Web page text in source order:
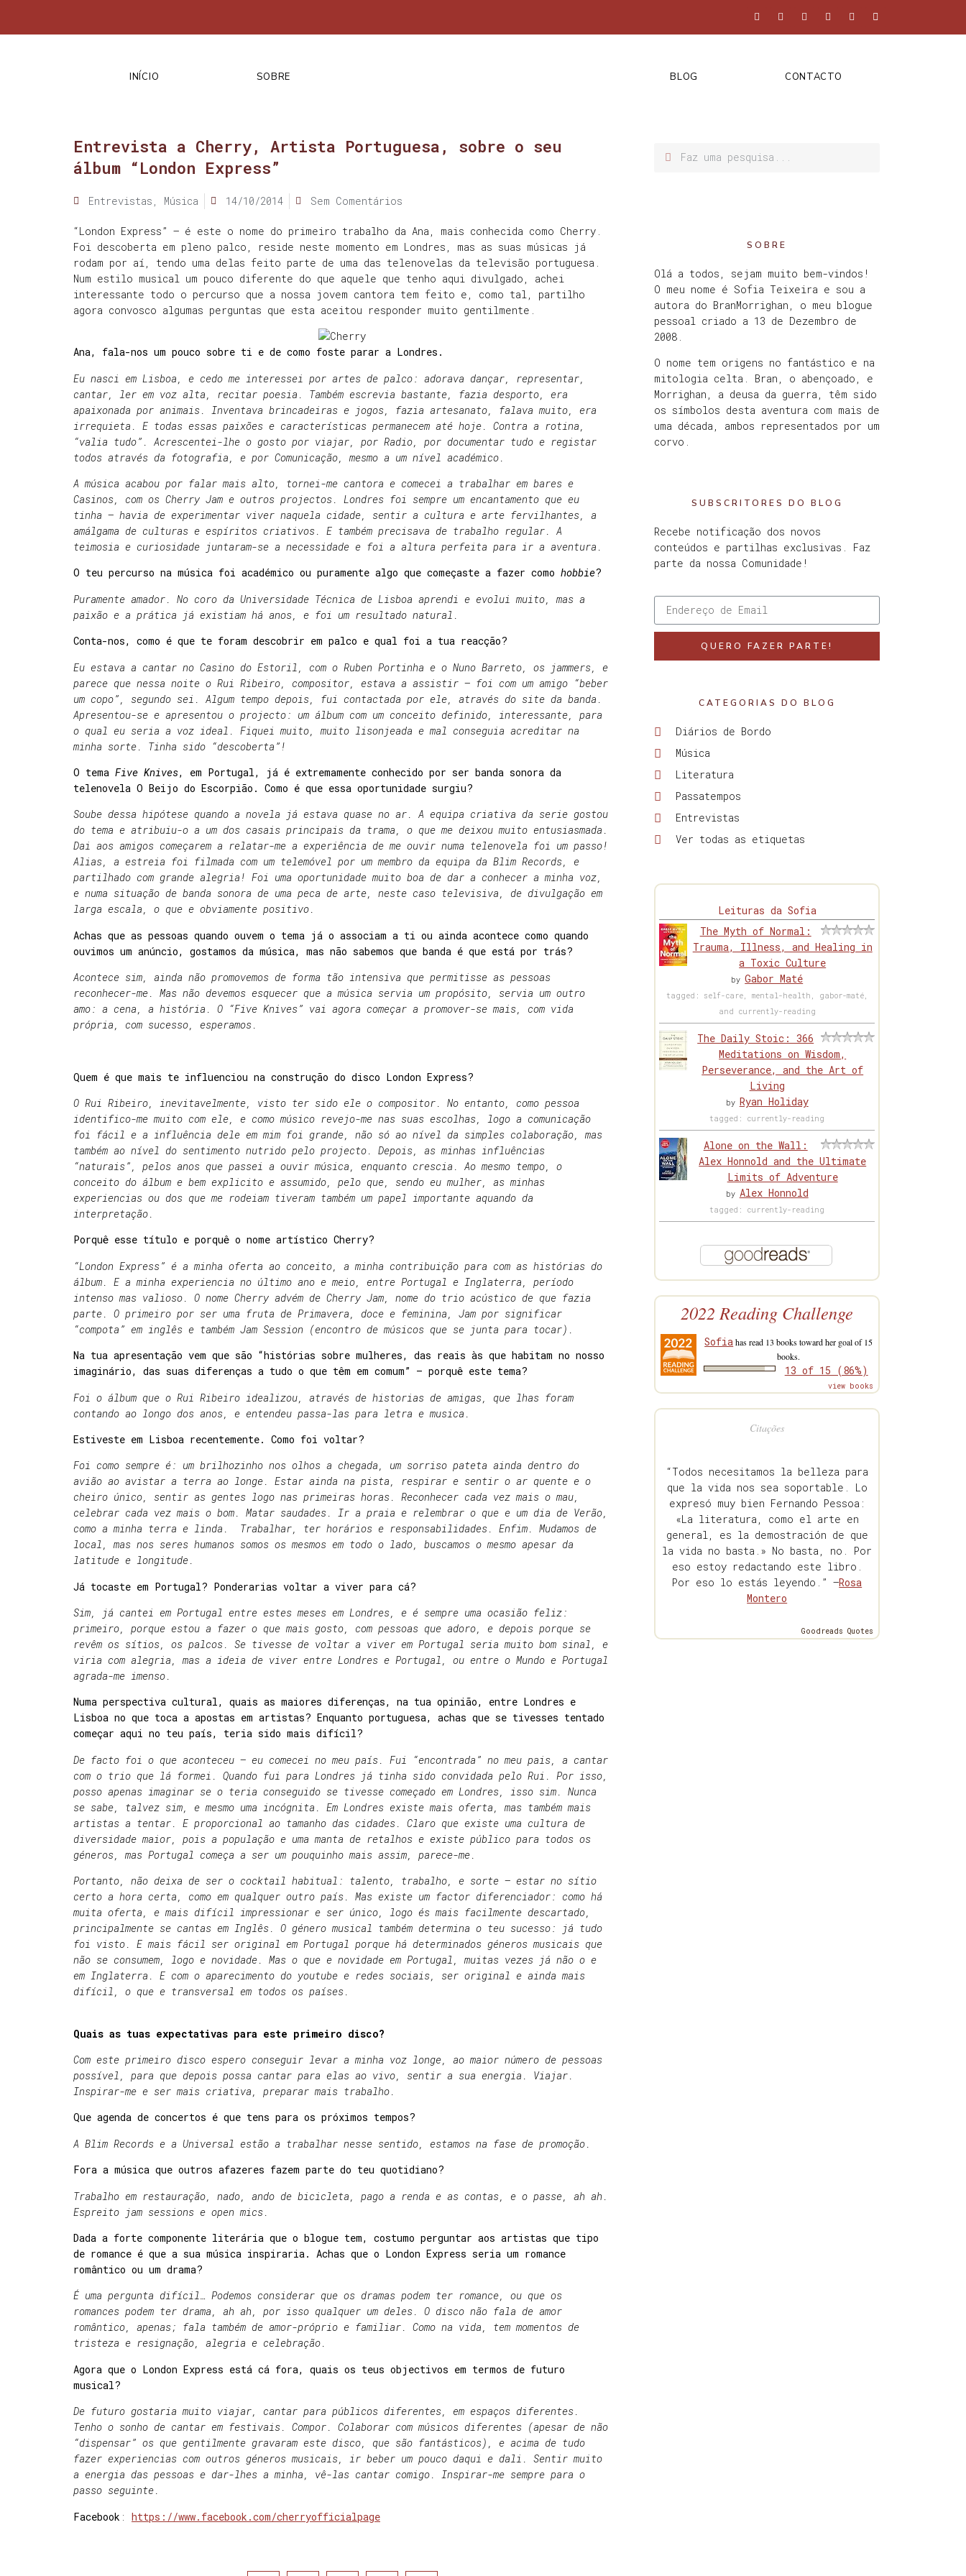
INÍCIO SOBRE BLOG CONTACTO
Entrevista a Cherry, Artista Portuguesa, sobre o seu
álbum “London Express”
Entrevistas , Música 14/10/2014 Sem Comentários
“London Express” – é este o nome do primeiro trabalho da Ana, mais conhecida como Cherry.
Foi descoberta em pleno palco, reside neste momento em Londres, mas as suas músicas já
rodam por aí, tendo uma delas feito parte de uma das telenovelas da televisão portuguesa.
Num estilo musical um pouco diferente do que aquele que tenho aqui divulgado, achei
interessante todo o percurso que a nossa jovem cantora tem feito e, como tal, partilho
agora convosco algumas perguntas que esta aceitou responder muito gentilmente.
Ana, fala-nos um pouco sobre ti e de como foste parar a Londres.
Eu nasci em Lisboa, e cedo me interessei por artes de palco: adorava dançar, representar,
cantar, ler em voz alta, recitar poesia. Também escrevia bastante, fazia desporto, era
apaixonada por animais. Inventava brincadeiras e jogos, fazia artesanato, falava muito, era
irrequieta. E todas essas paixões e características permanecem até hoje. Contra a rotina,
“valia tudo”. Acrescentei-lhe o gosto por viajar, por Radio, por documentar tudo e registar
todos através da fotografia, e por Comunicação, mesmo a um nível académico.
A música acabou por falar mais alto, tornei-me cantora e comecei a trabalhar em bares e
Casinos, com os Cherry Jam e outros projectos. Londres foi sempre um encantamento que eu
tinha – havia de experimentar viver naquela cidade, sentir a cultura e arte fervilhantes, a
amálgama de culturas e espíritos criativos. E também precisava de trabalho regular. A
teimosia e curiosidade juntaram-se a necessidade e foi a altura perfeita para ir a aventura.
O teu percurso na música foi académico ou puramente algo que começaste a fazer como hobbie?
Puramente amador. No coro da Universidade Técnica de Lisboa aprendi e evolui muito, mas a
paixão e a prática já existiam há anos, e foi um resultado natural.
Conta-nos, como é que te foram descobrir em palco e qual foi a tua reacção?
Eu estava a cantar no Casino do Estoril, com o Ruben Portinha e o Nuno Barreto, os jammers, e
parece que nessa noite o Rui Ribeiro, compositor, estava a assistir – foi com um amigo “beber
um copo”, segundo sei. Algum tempo depois, fui contactada por ele, através do site da banda.
Apresentou-se e apresentou o projecto: um álbum com um conceito definido, interessante, para
o qual eu seria a voz ideal. Fiquei muito, muito lisonjeada e mal conseguia acreditar na
minha sorte. Tinha sido “descoberta”!
O tema Five Knives, em Portugal, já é extremamente conhecido por ser banda sonora da
telenovela O Beijo do Escorpião. Como é que essa oportunidade surgiu?
Soube dessa hipótese quando a novela já estava quase no ar. A equipa criativa da serie gostou
do tema e atribuiu-o a um dos casais principais da trama, o que me deixou muito entusiasmada.
Dai aos amigos começarem a relatar-me a experiência de me ouvir numa telenovela foi um passo!
Alias, a estreia foi filmada com um telemóvel por um membro da equipa da Blim Records, e
partilhado com grande alegria! Foi uma oportunidade muito boa de dar a conhecer a minha voz,
e numa situação de banda sonora de uma peca de arte, neste caso televisiva, de divulgação em
larga escala, o que e obviamente positivo.
Achas que as pessoas quando ouvem o tema já o associam a ti ou ainda acontece como quando
ouvimos um anúncio, gostamos da música, mas não sabemos que banda é que está por trás?
Acontece sim, ainda não promovemos de forma tão intensiva que permitisse as pessoas
reconhecer-me. Mas não devemos esquecer que a música servia um propósito, servia um outro
amo: a cena, a história. O “Five Knives” vai agora começar a promover-se mais, com vida
própria, com sucesso, esperamos.
Quem é que mais te influenciou na construção do disco London Express?
O Rui Ribeiro, inevitavelmente, visto ter sido ele o compositor. No entanto, como pessoa
identifico-me muito com ele, e como músico revejo-me nas suas escolhas, logo a comunicação
foi fácil e a influência dele em mim foi grande, não só ao nível da simples colaboração, mas
também ao nível do sentimento nutrido pelo projecto. Depois, as minhas influências
“naturais”, pelos anos que passei a ouvir música, enquanto crescia. Ao mesmo tempo, o
conceito do álbum e bem explicito e assumido, pelo que, sendo eu mulher, as minhas
experiencias ou dos que me rodeiam tiveram também um papel importante aquando da
interpretação.
Porquê esse título e porquê o nome artístico Cherry?
“London Express” é a minha oferta ao conceito, a minha contribuição para com as histórias do
álbum. E a minha experiencia no último ano e meio, entre Portugal e Inglaterra, período
intenso mas valioso. O nome Cherry advém de Cherry Jam, nome do trio acústico de que fazia
parte. O primeiro por ser uma fruta de Primavera, doce e feminina, Jam por significar
“compota” em inglês e também Jam Session (encontro de músicos que se junta para tocar).
Na tua apresentação vem que são “histórias sobre mulheres, das reais às que habitam no nosso
imaginário, das suas diferenças a tudo o que têm em comum” – porquê este tema?
Foi o álbum que o Rui Ribeiro idealizou, através de historias de amigas, que lhas foram
contando ao longo dos anos, e entendeu passa-las para letra e musica.
Estiveste em Lisboa recentemente. Como foi voltar?
Foi como sempre é: um brilhozinho nos olhos a chegada, um sorriso pateta ainda dentro do
avião ao avistar a terra ao longe. Estar ainda na pista, respirar e sentir o ar quente e o
cheiro único, sentir as gentes logo nas primeiras horas. Reconhecer cada vez mais o mau,
celebrar cada vez mais o bom. Matar saudades. Ir a praia e relembrar o que e um dia de Verão,
como a minha terra e linda. Trabalhar, ter horários e responsabilidades. Enfim. Mudamos de
local, mas nos seres humanos somos os mesmos em todo o lado, buscamos o mesmo apesar da
latitude e longitude.
Já tocaste em Portugal? Ponderarias voltar a viver para cá?
Sim, já cantei em Portugal entre estes meses em Londres, e é sempre uma ocasião feliz:
primeiro, porque estou a fazer o que mais gosto, com pessoas que adoro, e depois porque se
revêm os sítios, os palcos. Se tivesse de voltar a viver em Portugal seria muito bom sinal, e
viria com alegria, mas a ideia de viver entre Londres e Portugal, ou entre o Mundo e Portugal
agrada-me imenso.
Numa perspectiva cultural, quais as maiores diferenças, na tua opinião, entre Londres e
Lisboa no que toca a apostas em artistas? Enquanto portuguesa, achas que se tivesses tentado
começar aqui no teu país, teria sido mais difícil?
De facto foi o que aconteceu – eu comecei no meu país. Fui “encontrada” no meu pais, a cantar
com o trio que lá formei. Quando fui para Londres já tinha sido convidada pelo Rui. Por isso,
posso apenas imaginar se o teria conseguido se tivesse começado em Londres, isso sim. Nunca
se sabe, talvez sim, e mesmo uma incógnita. Em Londres existe mais oferta, mas também mais
artistas a tentar. E proporcional ao tamanho das cidades. Claro que existe uma cultura de
diversidade maior, pois a população e uma manta de retalhos e existe público para todos os
géneros, mas Portugal começa a ser um pouquinho mais assim, parece-me.
Portanto, não deixa de ser o cocktail habitual: talento, trabalho, e sorte – estar no sítio
certo a hora certa, como em qualquer outro país. Mas existe um factor diferenciador: como há
muita oferta, e mais difícil impressionar e ser único, logo és mais facilmente descartado,
principalmente se cantas em Inglês. O género musical também determina o teu sucesso: já tudo
foi visto. E mais fácil ser original em Portugal porque há determinados géneros musicais que
não se consumem, logo e novidade. Mas o que e novidade em Portugal, muitas vezes já não o e
em Inglaterra. E com o aparecimento do youtube e redes sociais, ser original e ainda mais
difícil, o que e transversal em todos os países.
Quais as tuas expectativas para este primeiro disco?
Com este primeiro disco espero conseguir levar a minha voz longe, ao maior número de pessoas
possível, para que depois possa cantar para elas ao vivo, sentir a sua energia. Viajar.
Inspirar-me e ser mais criativa, preparar mais trabalho.
Que agenda de concertos é que tens para os próximos tempos?
A Blim Records e a Universal estão a trabalhar nesse sentido, estamos na fase de promoção.
Fora a música que outros afazeres fazem parte do teu quotidiano?
Trabalho em restauração, nado, ando de bicicleta, pago a renda e as contas, e o passe, ah ah.
Espreito jam sessions e open mics.
Dada a forte componente literária que o blogue tem, costumo perguntar aos artistas que tipo
de romance é que a sua música inspiraria. Achas que o London Express seria um romance
romântico ou um drama?
É uma pergunta difícil… Podemos considerar que os dramas podem ter romance, ou que os
romances podem ter drama, ah ah, por isso qualquer um deles. O disco não fala de amor
romântico, apenas; fala também de amor-próprio e familiar. Como na vida, tem momentos de
tristeza e resignação, alegria e celebração.
Agora que o London Express está cá fora, quais os teus objectivos em termos de futuro
musical?
De futuro gostaria muito viajar, cantar para públicos diferentes, em espaços diferentes.
Tenho o sonho de cantar em festivais. Compor. Colaborar com músicos diferentes (apesar de não
“dispensar” os que gentilmente gravaram este disco, que são fantásticos), e acima de tudo
fazer experiencias com outros géneros musicais, ir beber um pouco daqui e dali. Sentir muito
a energia das pessoas e dar-lhes a minha, vê-las cantar comigo. Inspirar-me sempre para o
passo seguinte.
Facebook : https://www.facebook.com/cherryofficialpage
SOBRE
Olá a todos, sejam muito bem-vindos!
O meu nome é Sofia Teixeira e sou a
autora do BranMorrighan, o meu blogue
pessoal criado a 13 de Dezembro de
2008.
O nome tem origens no fantástico e na
mitologia celta. Bran, o abençoado, e
Morrighan, a deusa da guerra, têm sido
os símbolos desta aventura com mais de
uma década, ambos representados por um
corvo.
SUBSCRITORES DO BLOG
Recebe notificação dos novos
conteúdos e partilhas exclusivas. Faz
parte da nossa Comunidade!
QUERO FAZER PARTE!
CATEGORIAS DO BLOG
Diários de Bordo
Música
Literatura
Passatempos
Entrevistas
Ver todas as etiquetas
Leituras da Sofia
The Myth of Normal:
Trauma, Illness, and Healing in
a Toxic Culture
byGabor Maté
tagged: self-care, mental-health, gabor-maté,
and currently-reading
The Daily Stoic: 366
Meditations on Wisdom,
Perseverance, and the Art of
Living
by Ryan Holiday
tagged: currently-reading
Alone on the Wall:
Alex Honnold and the Ultimate
Limits of Adventure
by Alex Honnold
tagged: currently-reading
2022 Reading Challenge
Sofiahas read 13 books toward her goal of 15
books.
13 of 15 (86%)
view books
Citações
“Todos necesitamos la belleza para
que la vida nos sea soportable. Lo
expresó muy bien Fernando Pessoa:
«La literatura, como el arte en
general, es la demostración de que
la vida no basta.» No basta, no. Por
eso estoy redactando este libro.
Por eso lo estás leyendo.” —Rosa
Montero
Goodreads Quotes